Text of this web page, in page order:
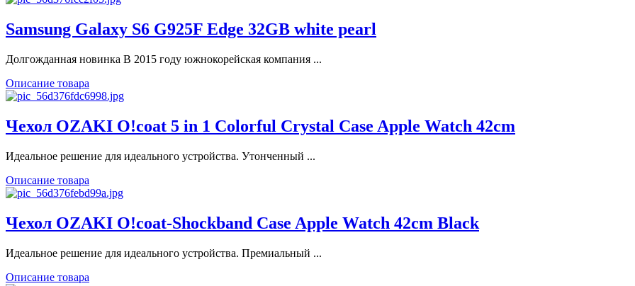
Samsung Galaxy S6 G925F Edge 32GB white pearl
Долгожданная новинка В 2015 году южнокорейская компания ...
Описание товара
Чехол OZAKI O!coat 5 in 1 Colorful Crystal Case Apple Watch 42cm
Идеальное решение для идеального устройства. Утонченный ...
Описание товара
Чехол OZAKI O!coat-Shockband Case Apple Watch 42cm Black
Идеальное решение для идеального устройства. Премиальный ...
Описание товара